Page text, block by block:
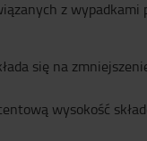
z wypadkami
się na
wysokość